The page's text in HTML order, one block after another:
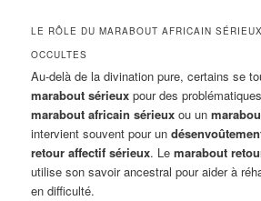
LE RÔLE DU MARABOUT AFRICAIN
OCCULTES
Au-delà de la divination pure, certains se
marabout sérieux pour des
marabout africain sérieux ou un
intervient souvent pour un
retour affectif sérieux. Lemarabout
utilise son savoir ancestral pour aider à
en difficulté.